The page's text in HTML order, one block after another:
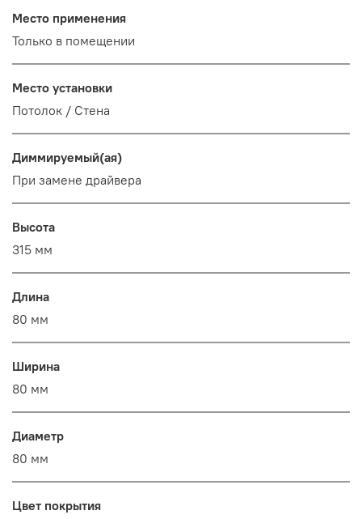
Место применения
Только в помещении
Место установки
Потолок / Cтена
Диммируемый(ая)
При замене драйвера
Высота
315 мм
Длина
80 мм
Ширина
80 мм
Диаметр
80 мм
Цвет покрытия